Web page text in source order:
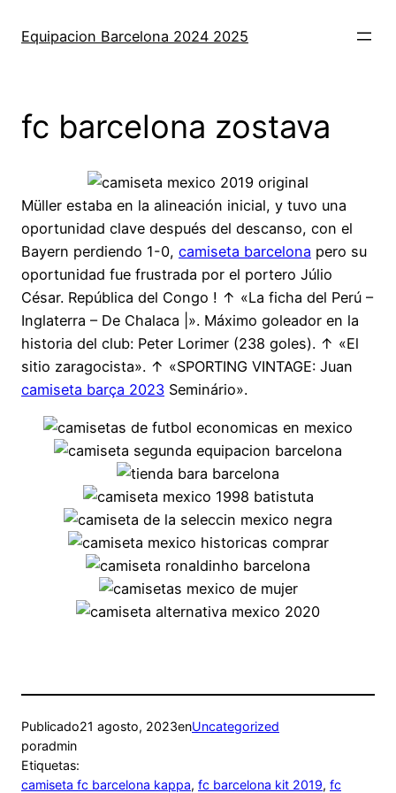
Equipacion Barcelona 2024 2025
fc barcelona zostava
Müller estaba en la alineación inicial, y tuvo una
oportunidad clave después del descanso, con el
Bayern perdiendo 1-0, camiseta barcelona pero su
oportunidad fue frustrada por el portero Júlio
César. República del Congo ! ↑ «La ficha del Perú –
Inglaterra – De Chalaca |». Máximo goleador en la
historia del club: Peter Lorimer (238 goles). ↑ «El
sitio zaragocista». ↑ «SPORTING VINTAGE: Juan
camiseta barça 2023 Seminário».
Publicado21 agosto, 2023enUncategorized
poradmin
Etiquetas:
camiseta fc barcelona kappa, fc barcelona kit 2019, fc